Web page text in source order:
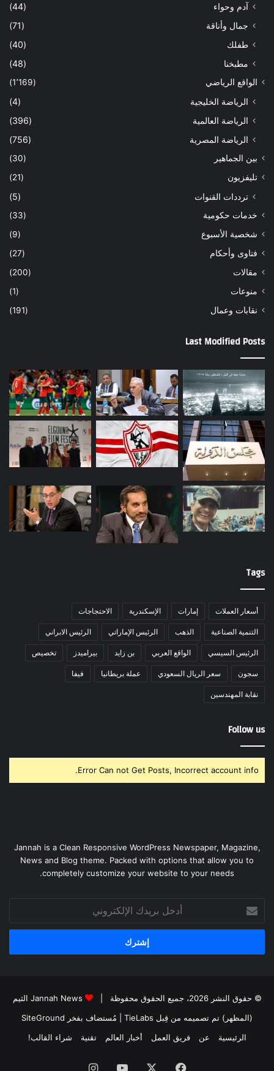
آدم وحواء
(44)
جمال وأناقة
(71)
طفلك
(40)
مطبخنا
(48)
الواقع الرياضي (1٬169)
الرياضة الخليجية
(4)
الرياضة العالمية
(396)
الرياضة المصرية
(756)
بين الجماهير
(30)
تليفزيون
(21)
ترددات القنوات (5)
خدمات حكومية
(33)
شخصية الأسبوع
(9)
فتاوى وأحكام
(27)
مقالات
(200)
منوعات
(1)
نقابات وعمال
(191)
Last Modified Posts
Tags
أسعار العملات إمارات الإسكندرية الاحتجاجات
التنمية الصناعية الذهب الرئيس الإماراتي الرئيس الابراني
الرئيس السيسي الواقع العربي بن زايد بيراميدز تخصيص
سجون سعر الريال السعودي عملة بريطانيا فيفا
نقابة المهندسين
Follow us
Error Can not Get Posts, Incorrect account info.
Jannah is a Clean Responsive WordPress Newspaper, Magazine,
News and Blog theme. Packed with options that allow you to
completely customize your website to your needs.
بريدك
الإلكتروني
© حقوق النشر 2026، جميع الحقوق محفوظة |
Jannah News الثيم
(المظهر) تم تصميمه من قِبل TieLabs
| مُستضاف بفخر SiteGround
الرئيسية
عن فريق العمل أخبار العالم تقنية شراء القالب!
فيسبوك ‫YouTubeانستقرام